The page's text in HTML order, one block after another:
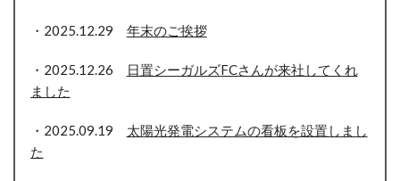
・2025.12.29 年末のご挨拶
・2025.12.26
日置シーガルズFCさんが来社してくれ
ました
・2025.09.19 太陽光発電システムの看板を設置しまし
た